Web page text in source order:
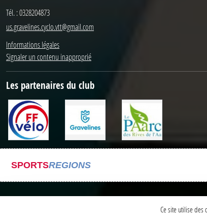
Tél. :0328204873
us.gravelines.cyclo.vtt@gmail.com
Informations légales
Signaler un contenu inapproprié
Les partenaires du club
SPORTSREGIONS
Ce site utilise des